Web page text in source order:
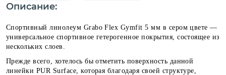
Описание:
Спортивный линолеум Grabo Flex Gymfit 5 мм в сером цвете —
универсальное спортивное гетерогенное покрытия, состоящее из
нескольких слоев.
Прежде всего, хотелось бы отметить поверхность данной
линейки PUR Surface, которая благодаря своей структуре,